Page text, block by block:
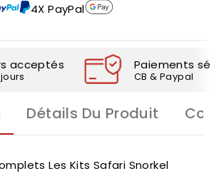
4X PayPal
acceptés Paiements
CB & Paypal
Détails Du Produit
Les Kits Safari Snorkel